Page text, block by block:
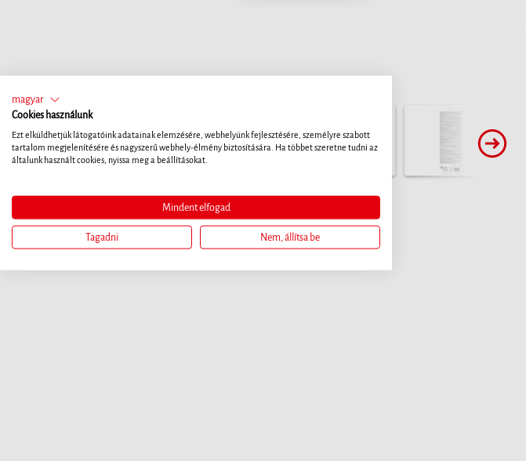
magyar
Cookies használunk
Ezt elküldhetjük látogatóink adatainak elemzésére, webhelyünk fejlesztésére, személyre szabott
tartalom megjelenítésére és nagyszerű webhely-élmény biztosítására. Ha többet szeretne tudni az
általunk használt cookies, nyissa meg a beállításokat.
Mindent elfogad
Tagadni Nem, állítsa be